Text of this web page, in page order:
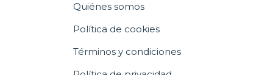
Quiénes somos
Política de cookies
Términos y condiciones